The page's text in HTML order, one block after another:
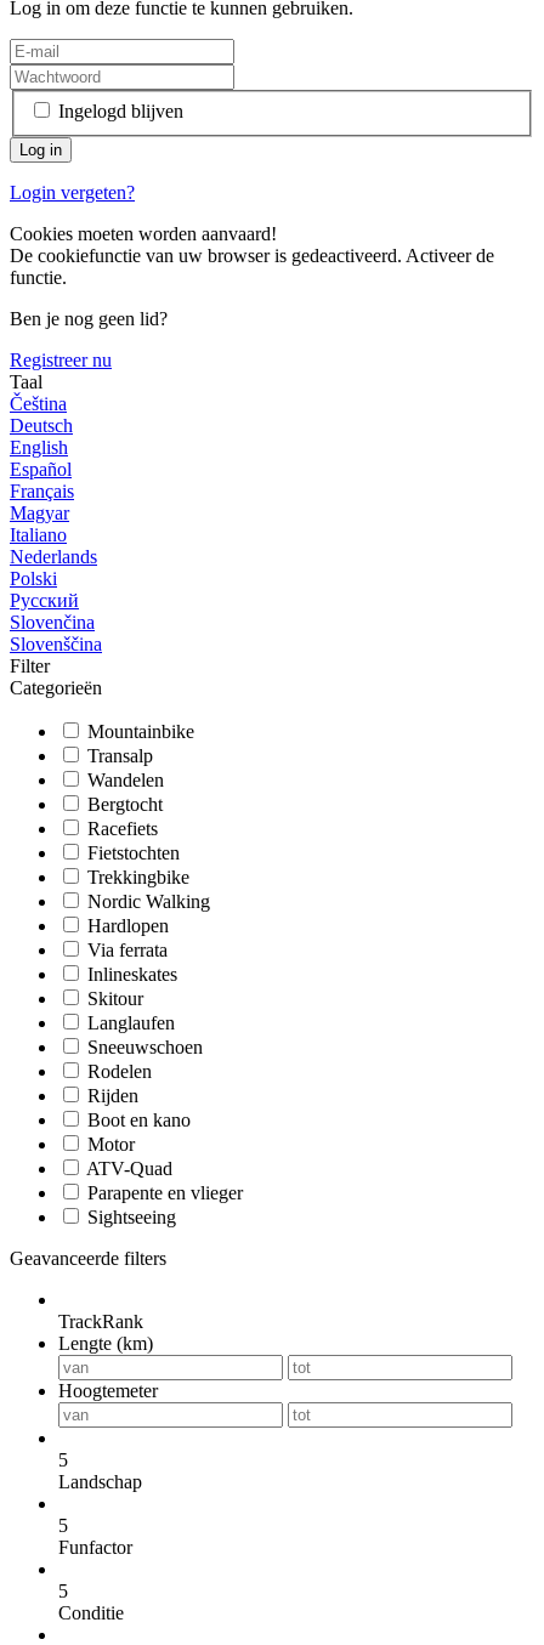
Log in om deze functie te kunnen gebruiken.
Ingelogd blijven
Login vergeten?
Cookies moeten worden aanvaard!
De cookiefunctie van uw browser is gedeactiveerd. Activeer de
functie.
Ben je nog geen lid?
Registreer nu
Taal
Čeština
Deutsch
English
Español
Français
Magyar
Italiano
Nederlands
Polski
Русский
Slovenčina
Slovenščina
Filter
Categorieën
Mountainbike
Transalp
Wandelen
Bergtocht
Racefiets
Fietstochten
Trekkingbike
Nordic Walking
Hardlopen
Via ferrata
Inlineskates
Skitour
Langlaufen
Sneeuwschoen
Rodelen
Rijden
Boot en kano
Motor
ATV-Quad
Parapente en vlieger
Sightseeing
Geavanceerde filters
TrackRank
Lengte (km)
Hoogtemeter
5
Landschap
5
Funfactor
5
Conditie